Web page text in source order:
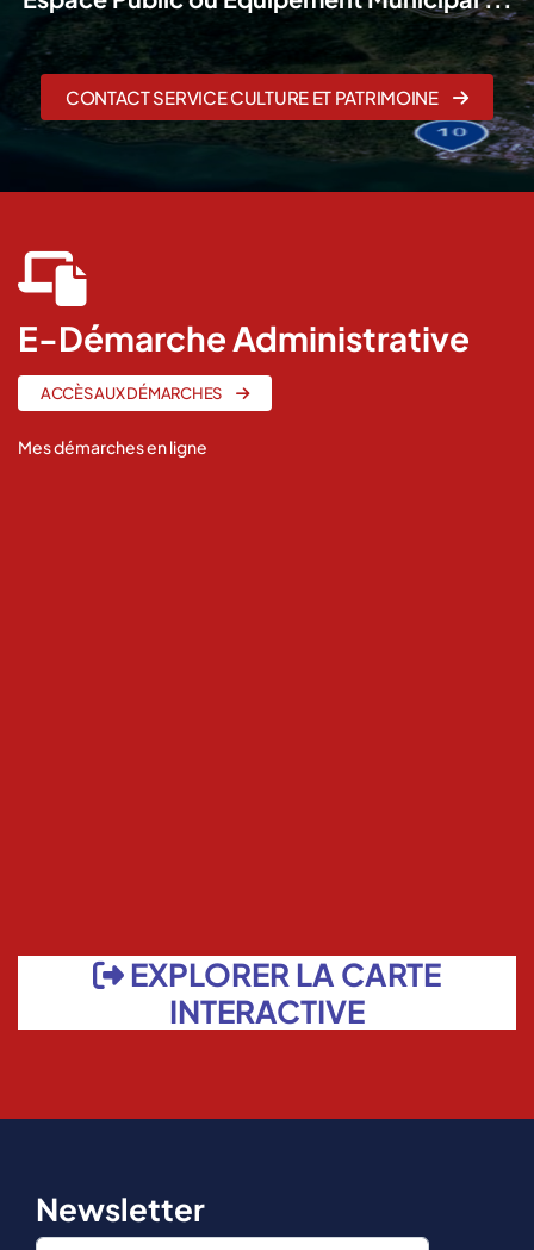
CONTACT SERVICE CULTURE ET PATRIMOINE
file
E-Démarche Administrative
ACCÈS AUX DÉMARCHES
Mes démarches en ligne
EXPLORER LA CARTE
INTERACTIVE
Newsletter